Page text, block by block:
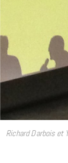
Richard Darbois et